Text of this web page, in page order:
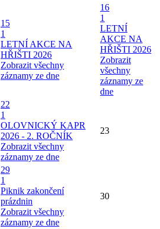
15
1
LETNÍ AKCE NA
HŘIŠTI 2026
Zobrazit všechny
záznamy ze dne
16
1
LETNÍ
AKCE NA
HŘIŠTI 2026
Zobrazit
všechny
záznamy ze
dne
22
1
OLOVNICKÝ KAPR
2026 - 2. ROČNÍK
Zobrazit všechny
záznamy ze dne
23
29
1
Piknik zakončení
prázdnin
Zobrazit všechny
záznamy ze dne
30